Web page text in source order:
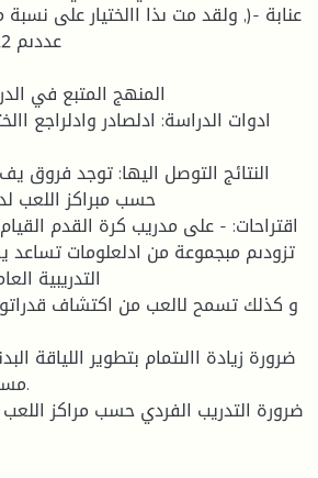
عنابة -(, ولقد مت ىذا االختيار على
المنهج المتبع في
ادوات الدراسة: ادلصادر وادلراجع
النتائج التوصل اليها: توجد فروق
حسب مبراكز اللعب
اقتراحات: - على مدريب كرة القدم القيام
تزودىم مبجموعة من ادلعلومات تساعد
التدريبية
و كذلك تسمح لالعب من اكتشاف